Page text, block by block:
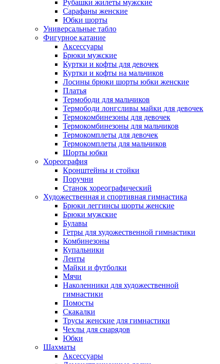
Рубашки жилеты мужские
Сарафаны женские
Юбки шорты
Универсальные табло
Фигурное катание
Аксессуары
Брюки мужские
Куртки и кофты для девочек
Куртки и кофты на мальчиков
Лосины брюки шорты юбки женские
Платья
Термободи для мальчиков
Термободи лонгсливы майки для девочек
Термокомбинезоны для девочек
Термокомбинезоны для мальчиков
Термокомплеты для девочек
Термокомплеты для мальчиков
Шорты юбки
Хореография
Кронштейны и стойки
Поручни
Станок хореографический
Художественная и спортивная гимнастика
Брюки леггинсы шорты женские
Брюки мужские
Булавы
Гетры для художественной гимнастики
Комбинезоны
Купальники
Ленты
Майки и футболки
Мячи
Наколенники для художественной
гимнастики
Помосты
Скакалки
Трусы женские для гимнастики
Чехлы для снарядов
Юбки
Шахматы
Аксессуары